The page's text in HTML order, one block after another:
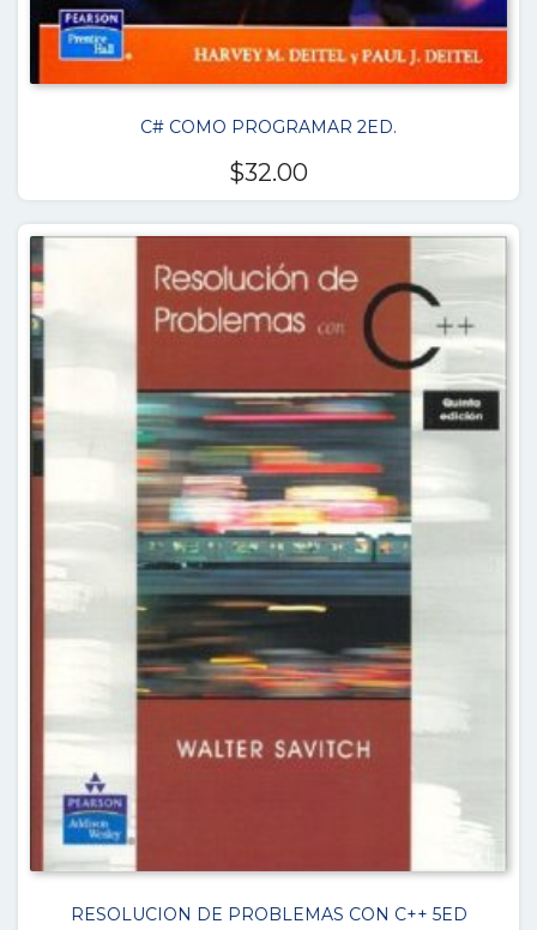
C# COMO PROGRAMAR 2ED.
$32.00
RESOLUCION DE PROBLEMAS CON C++ 5ED